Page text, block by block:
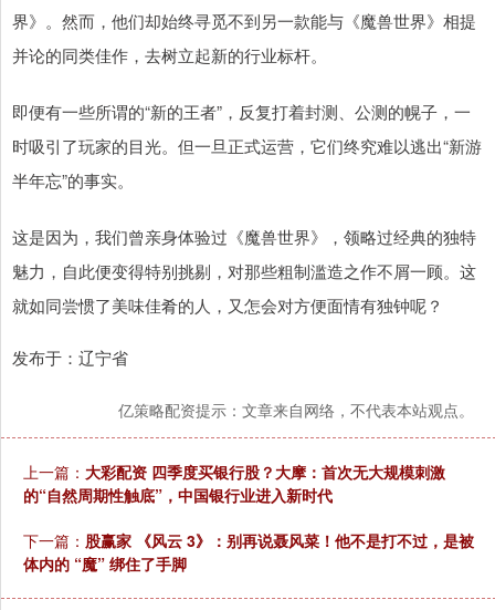
界》。然而，他们却始终寻觅不到另一款能与《魔兽世界》相提
并论的同类佳作，去树立起新的行业标杆。
即便有一些所谓的“新的王者”，反复打着封测、公测的幌子，一
时吸引了玩家的目光。但一旦正式运营，它们终究难以逃出“新游
半年忘”的事实。
这是因为，我们曾亲身体验过《魔兽世界》，领略过经典的独特
魅力，自此便变得特别挑剔，对那些粗制滥造之作不屑一顾。这
就如同尝惯了美味佳肴的人，又怎会对方便面情有独钟呢？
发布于：辽宁省
亿策略配资提示：文章来自网络，不代表本站观点。
上一篇： 大彩配资 四季度买银行股？大摩：首次无大规模刺激
的“自然周期性触底”，中国银行业进入新时代
下一篇： 股赢家 《风云 3》：别再说聂风菜！他不是打不过，是被
体内的 “魔” 绑住了手脚